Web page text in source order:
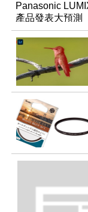
Panasonic
產品發表大預測